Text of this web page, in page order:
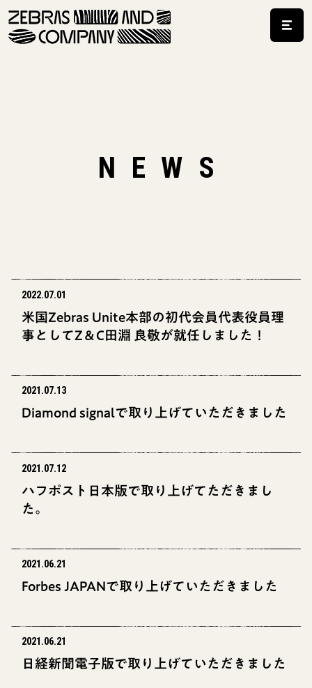
NEWS
2022.07.01
米国Zebras Unite本部の初代会員代表役員理
事としてZ＆C田淵 良敬が就任しました！
2021.07.13
Diamond signalで取り上げていただきました
2021.07.12
ハフポスト日本版で取り上げてただきまし
た。
2021.06.21
Forbes JAPANで取り上げていただきました
2021.06.21
日経新聞電子版で取り上げていただきました